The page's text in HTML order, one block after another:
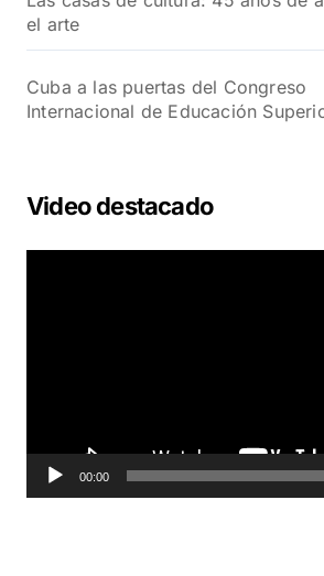
el arte
Cuba a las puertas del Congreso
Internacional de Educación
Video destacado
t
r
00:00